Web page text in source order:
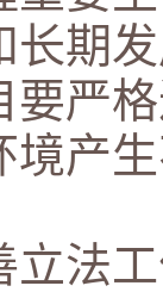
长期
要严
境产
法工